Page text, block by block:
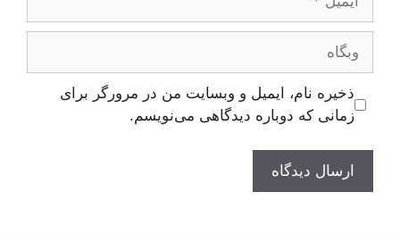
وبگاه
ذخیره نام، ایمیل و وبسایت من در مرورگر برای
زمانی که دوباره دیدگاهی می‌نویسم.